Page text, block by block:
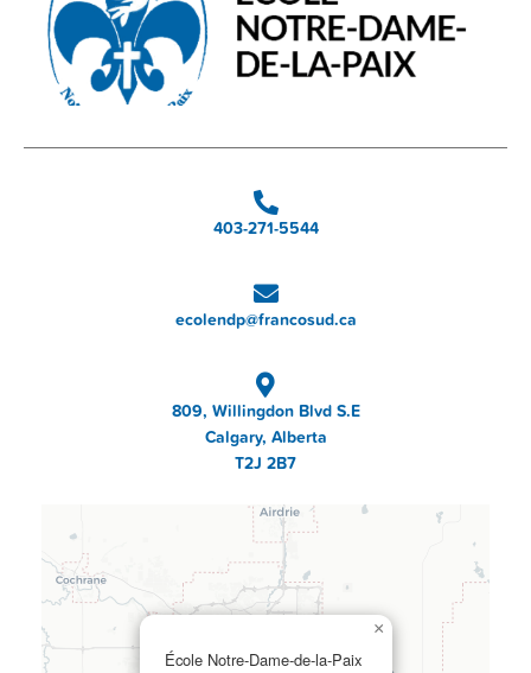
403-271-5544
ecolendp@francosud.ca
809, Willingdon Blvd S.E
Calgary, Alberta
T2J 2B7
École Notre-Dame-de-la-Paix
×